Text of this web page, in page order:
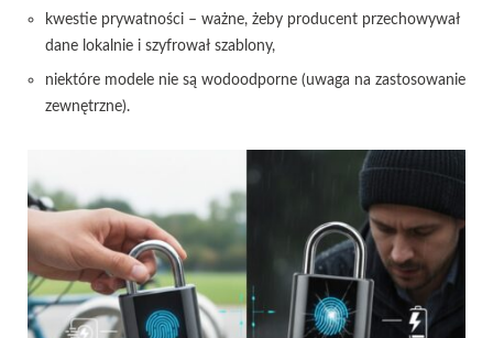
kwestie prywatności – ważne, żeby producent przechowywał
dane lokalnie i szyfrował szablony,
niektóre modele nie są wodoodporne (uwaga na zastosowanie
zewnętrzne).